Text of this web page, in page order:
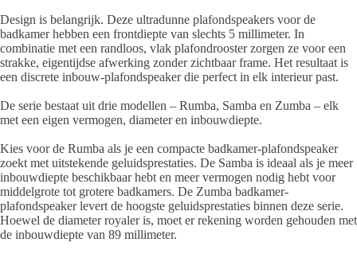
Design is belangrijk. Deze ultradunne plafondspeakers voor de
badkamer hebben een frontdiepte van slechts 5 millimeter. In
combinatie met een randloos, vlak plafondrooster zorgen ze voor een
strakke, eigentijdse afwerking zonder zichtbaar frame. Het resultaat is
een discrete inbouw-plafondspeaker die perfect in elk interieur past.
De serie bestaat uit drie modellen – Rumba, Samba en Zumba – elk
met een eigen vermogen, diameter en inbouwdiepte.
Kies voor de Rumba als je een compacte badkamer-plafondspeaker
zoekt met uitstekende geluidsprestaties. De Samba is ideaal als je meer
inbouwdiepte beschikbaar hebt en meer vermogen nodig hebt voor
middelgrote tot grotere badkamers. De Zumba badkamer-
plafondspeaker levert de hoogste geluidsprestaties binnen deze serie.
Hoewel de diameter royaler is, moet er rekening worden gehouden met
de inbouwdiepte van 89 millimeter.